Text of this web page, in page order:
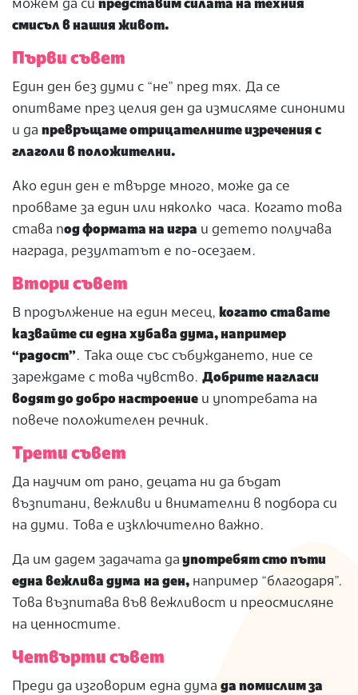
можем да си представим силата на техния
смисъл в нашия живот.
Първи съвет
Един ден без думи с “не” пред тях. Да се
опитваме през целия ден да измисляме синоними
и да превръщаме отрицателните изречения с
глаголи в положителни.
Ако един ден е твърде много, може да се
пробваме за един или няколко часа. Когато това
става под формата на игра и детето получава
награда, резултатът е по-осезаем.
Втори съвет
В продължение на един месец, когато ставате
казвайте си една хубава дума, например
“радост”. Така още със събуждането, ние се
зареждаме с това чувство. Добрите нагласи
водят до добро настроение и употребата на
повече положителен речник.
Трети съвет
Да научим от рано, децата ни да бъдат
възпитани, вежливи и внимателни в подбора си
на думи. Това е изключително важно.
Да им дадем задачата да употребят сто пъти
една вежлива дума на ден, например “благодаря”.
Това възпитава във вежливост и преосмисляне
на ценностите.
Четвърти съвет
Преди да изговорим една дума да помислим за